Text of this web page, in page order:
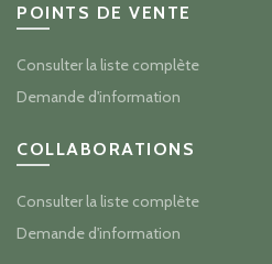
POINTS DE VENTE
Consulter la liste complète
Demande d'information
COLLABORATIONS
Consulter la liste complète
Demande d'information